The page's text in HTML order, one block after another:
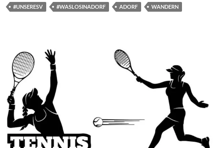
#UNSERESV #WASLOSINADORF ADORF WANDERN